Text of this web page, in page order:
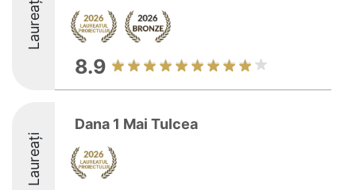
Laureați
8.9
Laureați
Dana 1 Mai Tulcea